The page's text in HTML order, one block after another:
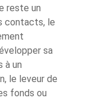
reste un
contacts, le
sa
à un
le leveur de
fonds ou